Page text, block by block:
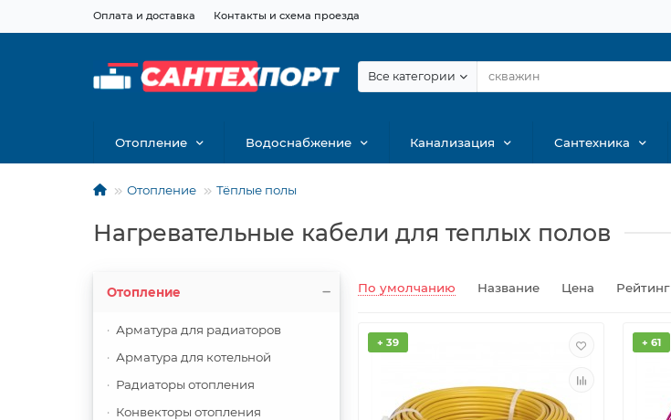
Оплата и доставка Контакты и схема проезда
Все категории
Отопление Водоснабжение Канализация Сантехника
Отопление Тёплые полы
Нагревательные кабели для теплых полов
Отопление
Арматура для радиаторов
Арматура для котельной
Радиаторы отопления
Конвекторы отопления
По умолчанию Название Цена Рейтинг
+ 39 + 61